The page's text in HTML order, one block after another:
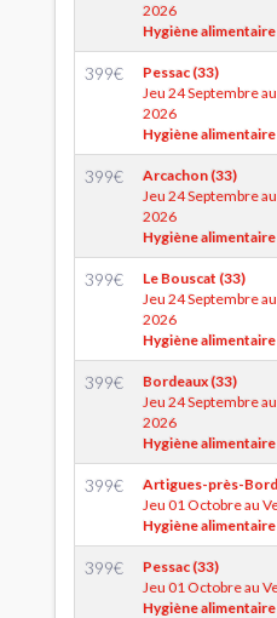
2026
Hygiène alimentaire
399€
Pessac (33)
Jeu 24 Septembre
2026
Hygiène alimentaire
399€
Arcachon (33)
Jeu 24 Septembre
2026
Hygiène alimentaire
399€
Le Bouscat (33)
Jeu 24 Septembre
2026
Hygiène alimentaire
399€
Bordeaux (33)
Jeu 24 Septembre
2026
Hygiène alimentaire
399€
Artigues-près-
Jeu 01 Octobre au
Hygiène alimentaire
399€
Pessac (33)
Jeu 01 Octobre au
Hygiène alimentaire